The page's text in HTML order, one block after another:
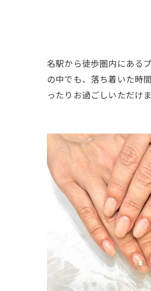
名駅から徒歩圏内にある
の中でも、落ち着いた時
ったりお過ごしいただけま